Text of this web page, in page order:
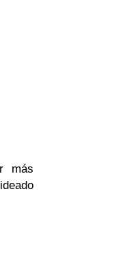
más